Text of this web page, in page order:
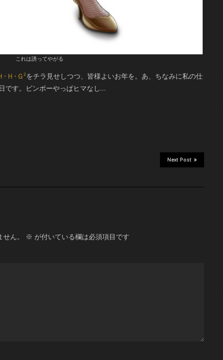
これは誘ってやがる
･Ｈ･Ｇ²をチラ見せしつつ、皆様よいお年を。あ、ちなみに私の仕
です。ビンボーやっぱヒマなし…
Next Post
ん。 ※ が付いている欄は必須項目です